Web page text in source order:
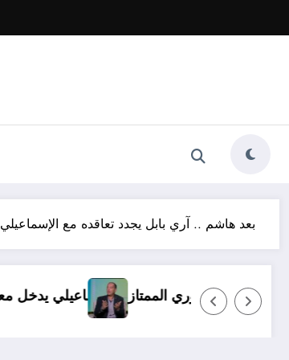
بعد هاشم .. آري بابل يجدد تعاقده مع الإسماعيلي
ظروف.. ولا بديل عن العودة للدوري الممتاز